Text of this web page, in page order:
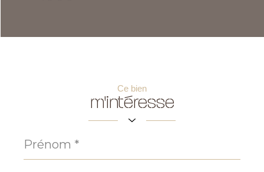
Ce bien
m'intéresse
Prénom